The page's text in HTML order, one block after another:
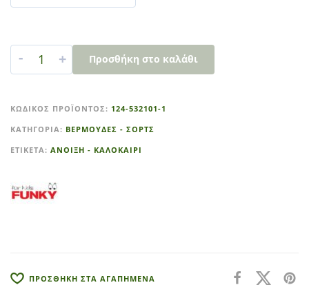
- + Προσθήκη στο καλάθι
t
e
r
t
ΚΩΔΙΚΌΣ ΠΡΟΪΌΝΤΟΣ: 124-532101-1
ΚΑΤΗΓΟΡΊΑ: ΒΕΡΜΟΥΔΕΣ - ΣΟΡΤΣ
ΕΤΙΚΈΤΑ: ΑΝΟΙΞΗ - ΚΑΛΟΚΑΙΡΙ
ΠΡΟΣΘΗΚΗ ΣΤΑ ΑΓΑΠΗΜΕΝΑ